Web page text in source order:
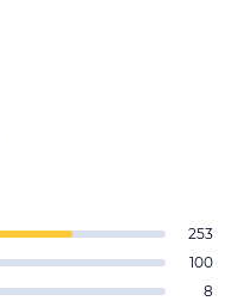
253
100
8